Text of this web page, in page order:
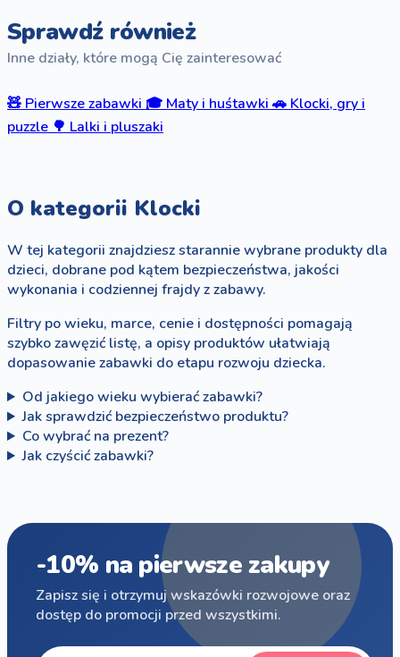
Sprawdź również
Inne działy, które mogą Cię zainteresować
🧸 Pierwsze zabawki 🎓 Maty i huśtawki 🚗 Klocki, gry i
puzzle 🌳 Lalki i pluszaki
O kategorii Klocki
W tej kategorii znajdziesz starannie wybrane produkty dla
dzieci, dobrane pod kątem bezpieczeństwa, jakości
wykonania i codziennej frajdy z zabawy.
Filtry po wieku, marce, cenie i dostępności pomagają
szybko zawęzić listę, a opisy produktów ułatwiają
dopasowanie zabawki do etapu rozwoju dziecka.
Od jakiego wieku wybierać zabawki?
Jak sprawdzić bezpieczeństwo produktu?
Co wybrać na prezent?
Jak czyścić zabawki?
-10% na pierwsze zakupy
Zapisz się i otrzymuj wskazówki rozwojowe oraz
dostęp do promocji przed wszystkimi.